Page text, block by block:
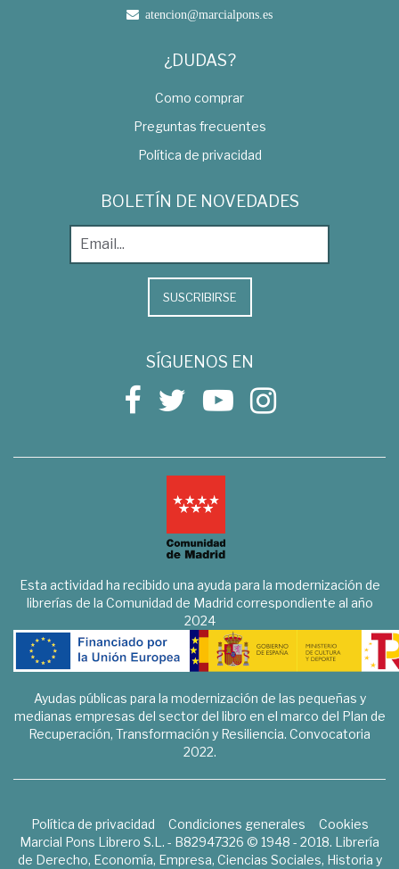
atencion@marcialpons.es
¿DUDAS?
Como comprar
Preguntas frecuentes
Política de privacidad
BOLETÍN DE NOVEDADES
SUSCRIBIRSE
SÍGUENOS EN
Esta actividad ha recibido una ayuda para la modernización de
librerías de la Comunidad de Madrid correspondiente al año
2024
Ayudas públicas para la modernización de las pequeñas y
medianas empresas del sector del libro en el marco del Plan de
Recuperación, Transformación y Resiliencia. Convocatoria
2022.
Política de privacidad Condiciones generales
Cookies
Marcial Pons Librero S.L. - B82947326 © 1948 - 2018. Librería
de Derecho, Economía, Empresa, Ciencias Sociales, Historia y